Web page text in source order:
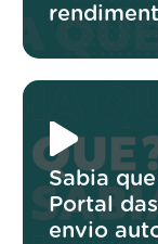
Sabia
Portal
envio